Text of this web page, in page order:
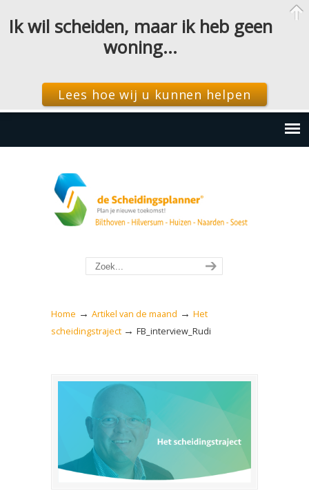
Home → Artikel van de maand → Het
scheidingstraject → FB_interview_Rudi
Ik wil scheiden, maar ik heb geen
woning…
Lees hoe wij u kunnen helpen